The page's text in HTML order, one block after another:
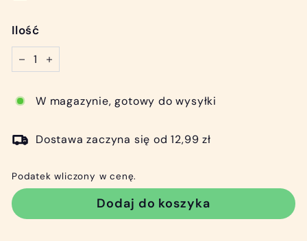
Ilość
W magazynie, gotowy do wysyłki
Dostawa zaczyna się od 12,99 zł
Podatek wliczony w cenę.
Dodaj do koszyka